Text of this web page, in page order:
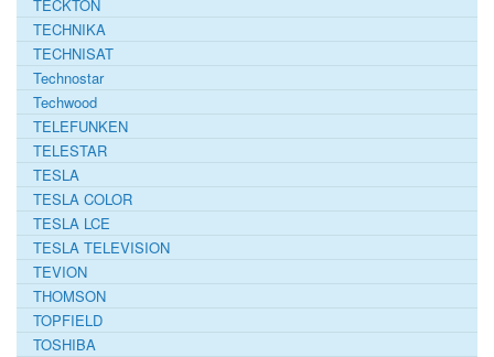
TECKTON
TECHNIKA
TECHNISAT
Technostar
Techwood
TELEFUNKEN
TELESTAR
TESLA
TESLA COLOR
TESLA LCE
TESLA TELEVISION
TEVION
THOMSON
TOPFIELD
TOSHIBA